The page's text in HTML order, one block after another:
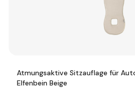
Atmungsaktive Sitzauflage für
Elfenbein Beige